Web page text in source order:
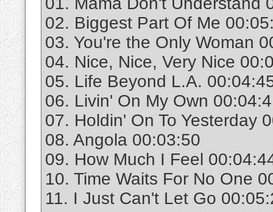
02. Biggest Part Of Me
03. You're the Only Woman
04. Nice, Nice, Very Nice
05. Life Beyond L.A.
06. Livin' On My Own
07. Holdin' On To Yesterday
08. Angola 00:03:50
09. How Much I Feel
10. Time Waits For No One
11. I Just Can't Let Go